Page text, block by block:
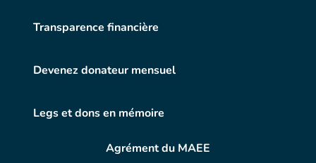
Transparence financière
Devenez donateur mensuel
Legs et dons en mémoire
Agrément du MAEE